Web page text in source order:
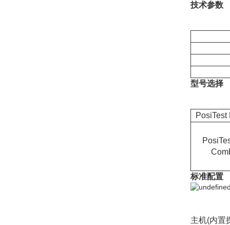
技术参数
型号选择
PosiTest
标准配置
主机(内置